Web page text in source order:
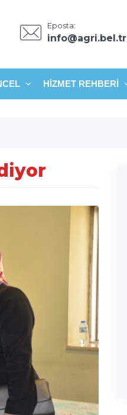
Eposta:
info@agri.bel.tr
HIZMET REHBERI